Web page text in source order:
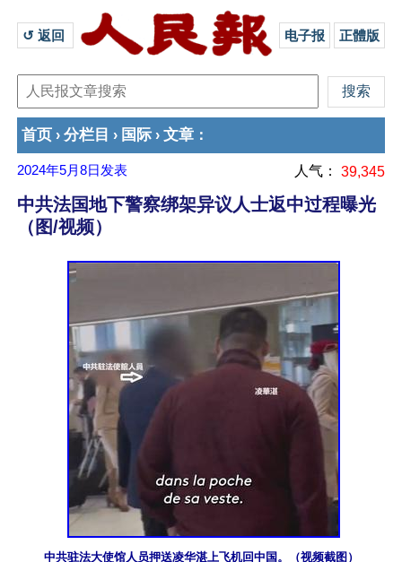
↺ 返回 电子报 正體版
首页 › 分栏目 › 国际 › 文章 ：
2024年5月8日 发表 人气： 39,345
中共法国地下警察绑架异议人士返中过程曝光
（图/视频）
中共驻法大使馆人员押送凌华湛上飞机回中国。（视频截图）